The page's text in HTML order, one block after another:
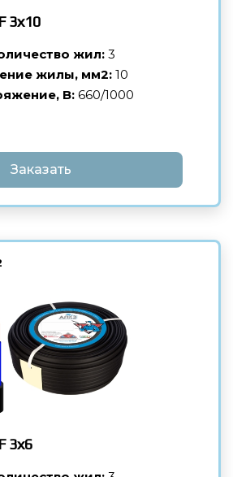
3х10
жил: 3
жилы, мм2: 10
В: 660/1000
Заказать
3х6